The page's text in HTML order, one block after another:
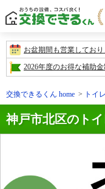
お盆期間も営業してお
2026年度のお得な補助
交換できるくん home トイ
神戸市北区のト